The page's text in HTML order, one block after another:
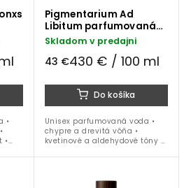
•
•
Pigmentarium Ad
Libitum parfumovaná
voda 10 ml
Skladom v predajni
43 €430 € / 100 ml
Do košíka
Unisex parfumovaná voda •
chypre a drevitá vôňa •
kvetinové a aldehydové tóny •
• 10 ml